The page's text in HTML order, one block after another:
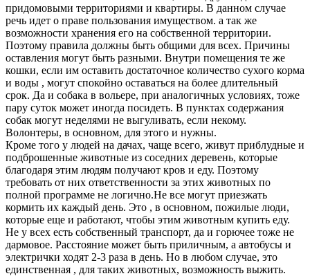
придомовыми территориями и квартиры. В данном случае
речь идет о праве пользования имуществом. а так же
возможности хранения его на собственной территории.
Поэтому правила должны быть общими для всех. Причины
оставления могут быть разными. Внутри помещения те же
кошки, если им оставить достаточное количество сухого корма
и воды , могут спокойно оставаться на более длительный
срок. Да и собака в вольере, при аналогичных условиях, тоже
пару суток может иногда посидеть. В пунктах содержания
собак могут неделями не выгуливать, если некому.
Волонтеры, в основном, для этого и нужны.
Кроме того у людей на дачах, чаще всего, живут приблудные и
подброшенные животные из соседних деревень, которые
благодаря этим людям получают кров и еду. Поэтому
требовать от них ответственности за этих животных по
полной программе не логично.Не все могут приезжать
кормить их каждый день. Это , в основном, пожилые люди,
которые еще и работают, чтобы этим животным купить еду.
Не у всех есть собственный транспорт, да и горючее тоже не
дармовое. Расстояние может быть приличным, а автобусы и
электрички ходят 2-3 раза в день. Но в любом случае, это
единственная , для таких животных, возможность выжить.